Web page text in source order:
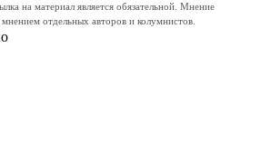
на материал является обязательной. Мнение
отдельных авторов и колумнистов.